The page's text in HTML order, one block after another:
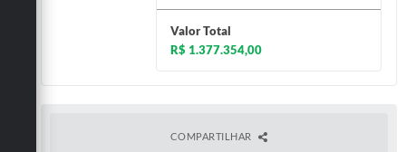
Valor Total
R$ 1.377.354,00
COMPARTILHAR